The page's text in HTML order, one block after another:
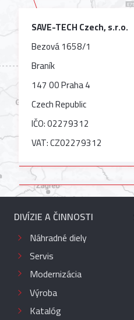
SAVE-TECH Czech, s.r.o.
Bezová 1658/1
Braník
147 00 Praha 4
Czech Republic
IČO: 02279312
VAT: CZ02279312
DIVÍZIE A ČINNOSTI
Náhradné diely
Servis
Modernizácia
Výroba
Katalóg